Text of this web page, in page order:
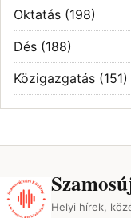
Oktatás (198)
Dés (188)
Közigazgatás (151)
Helyi hírek,